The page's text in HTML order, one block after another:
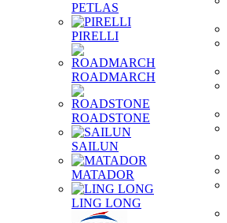
PETLAS
PIRELLI
ROADMARCH
ROADSTONE
SAILUN
MATADOR
LING LONG